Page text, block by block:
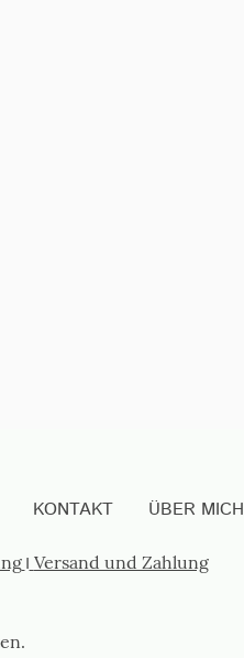
KONTAKT ÜBER MICH
I Versand und Zahlung